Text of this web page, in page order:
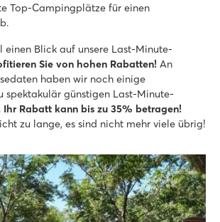
übersichtlichem Kinderbecken
am Lago Maggiore
- Manerba del Garda
mit Liegewiese und Liegen
Plätzen in Schwimmbadnähe
ist zu Fuß erreichbar
Top-Campingplätze für einen
einen Blick auf unsere Last-Minute-
Sie von hohen Rabatten! An
haben wir noch einige
spektakulär günstigen Last-Minute-
Ihr Rabatt kann bis zu 35% betragen!
zu lange, es sind nicht mehr viele übrig!